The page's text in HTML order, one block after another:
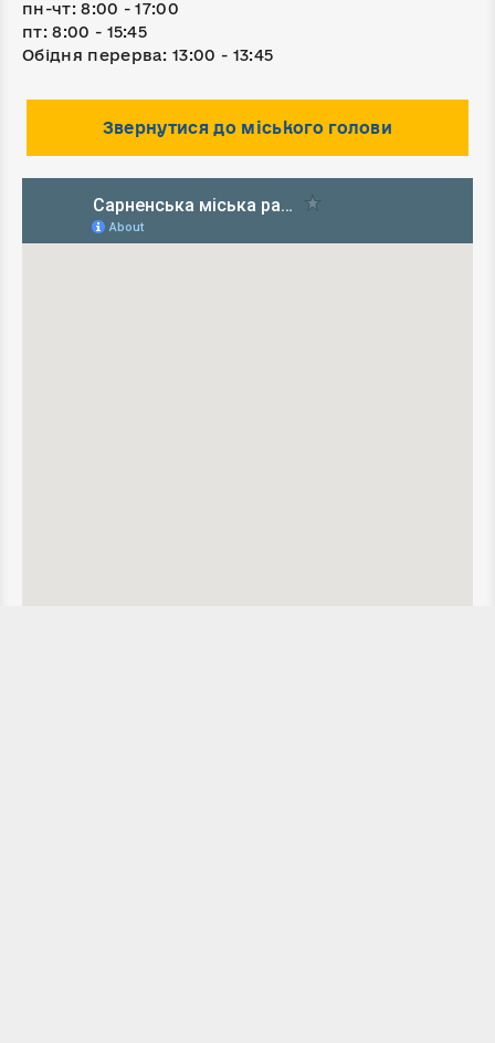
пн-чт: 8:00 - 17:00
пт: 8:00 - 15:45
Обідня перерва: 13:00 - 13:45
Звернутися до міського голови